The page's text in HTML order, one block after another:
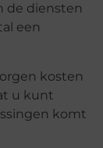
de diensten
een
kosten
u kunt
komt